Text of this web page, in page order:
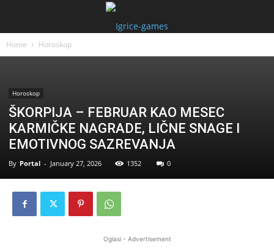
Home Horoskop
Horoskop
ŠKORPIJA – FEBRUAR KAO MESEC
KARMIČKE NAGRADE, LIČNE SNAGE I
EMOTIVNOG SAZREVANJA
By Portal - January 27, 2026 1352 0
Oglasi - Advertisement